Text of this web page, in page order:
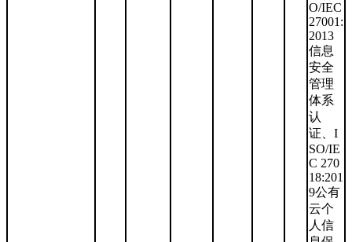
O/IEC
27001:
2013
信息
安全
管理
体系
认
证、I
SO/IE
C 270
18:201
9公有
云个
人信